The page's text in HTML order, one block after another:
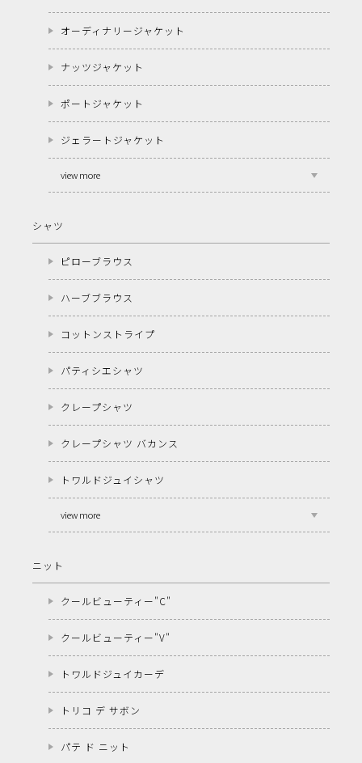
オーディナリージャケット
ナッツジャケット
ポートジャケット
ジェラートジャケット
view more
シャツ
ピローブラウス
ハーブブラウス
コットンストライプ
パティシエシャツ
クレープシャツ
クレープシャツ バカンス
トワルドジュイシャツ
view more
ニット
クールビューティー"C"
クールビューティー"V"
トワルドジュイカーデ
トリコ デ サボン
パテ ド ニット